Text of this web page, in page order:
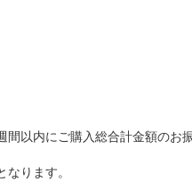
以内にご購入総合計金額のお
なります。